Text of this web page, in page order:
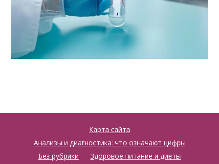
Карта сайта
Анализы и диагностика: что означают цифры
Без рубрики
Здоровое питание и диеты